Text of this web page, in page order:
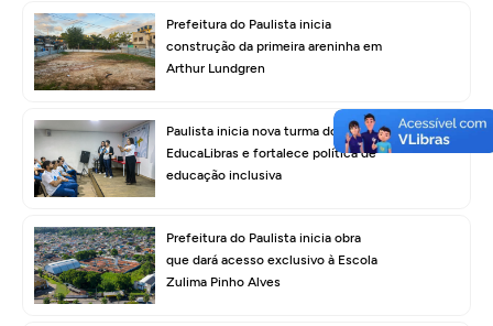
Prefeitura do Paulista inicia
construção da primeira areninha em
Arthur Lundgren
Paulista inicia nova turma do
EducaLibras e fortalece política de
educação inclusiva
Prefeitura do Paulista inicia obra
que dará acesso exclusivo à Escola
Zulima Pinho Alves